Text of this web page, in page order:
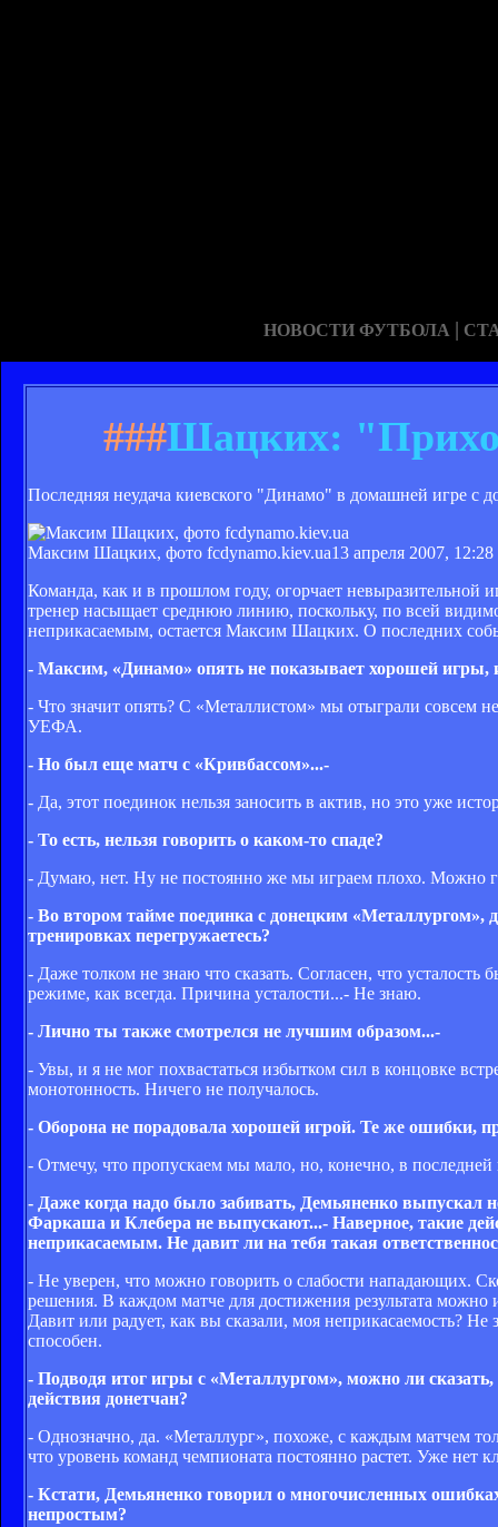
НОВОСТИ ФУТБОЛА |
###Шацких:
Последняя неудача киевского "Динамо" в домашней игре с
Максим Шацких, фото fcdynamo.kiev.ua13 апреля 2007, 12:28
Команда, как и в прошлом году, огорчает невыразительной
тренер насыщает среднюю линию, поскольку, по всей
неприкасаемым, остается Максим Шацких. О последних
- Максим, «Динамо» опять не показывает хорошей игры,
- Что значит опять? С «Металлистом» мы отыграли совсем
УЕФА.
- Но был еще матч с «Кривбассом»...-
- Да, этот поединок нельзя заносить в актив, но это уже
- То есть, нельзя говорить о каком-то спаде?
- Думаю, нет. Ну не постоянно же мы играем плохо. Можно
- Во втором тайме поединка с донецким
тренировках перегружаетесь?
- Даже толком не знаю что сказать. Согласен, что
режиме, как всегда. Причина усталости...- Не знаю.
- Лично ты также смотрелся не лучшим образом...-
- Увы, и я не мог похвастаться избытком сил в концовке
монотонность. Ничего не получалось.
- Оборона не порадовала хорошей игрой. Те же ошибки,
- Отмечу, что пропускаем мы мало, но, конечно, в последней
- Даже когда надо было забивать, Демьяненко
Фаркаша и Клебера не выпускают...- Наверное, такие
неприкасаемым. Не давит ли на тебя такая
- Не уверен, что можно говорить о слабости нападающих.
решения. В каждом матче для достижения результата можно
Давит или радует, как вы сказали, моя неприкасаемость?
способен.
- Подводя итог игры с «Металлургом», можно ли
действия донетчан?
- Однозначно, да. «Металлург», похоже, с каждым матчем
что уровень команд чемпионата постоянно растет. Уже нет
- Кстати, Демьяненко говорил о многочисленных
непростым?